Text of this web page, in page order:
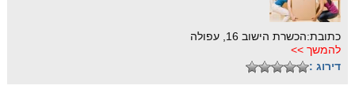
כתובת:הכשרת הישוב 16, עפולה
להמשך >>
דירוג :